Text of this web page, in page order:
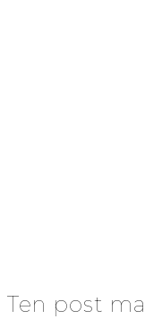
Ten post